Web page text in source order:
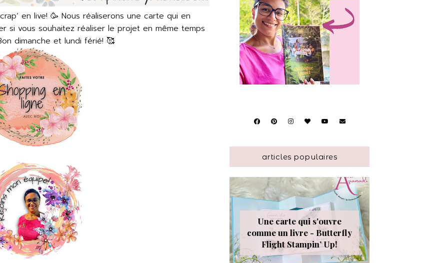
en live! 🥳 Nous réaliserons une carte qui en
si vous souhaitez réaliser le projet en même temps
dimanche et lundi férié! 🥰
articles populaires
Une carte qui s'ouvre
comme un livre - Butterfly
Flight Stampin’ Up!